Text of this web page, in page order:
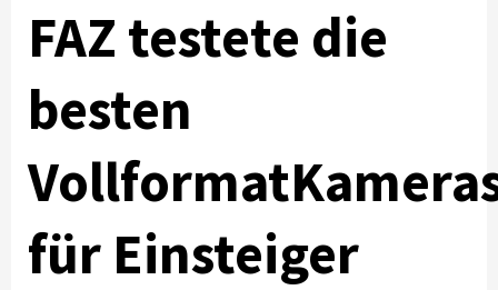
FAZ testete die
besten
für Einsteiger